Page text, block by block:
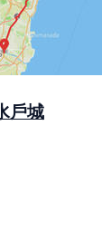
戶城